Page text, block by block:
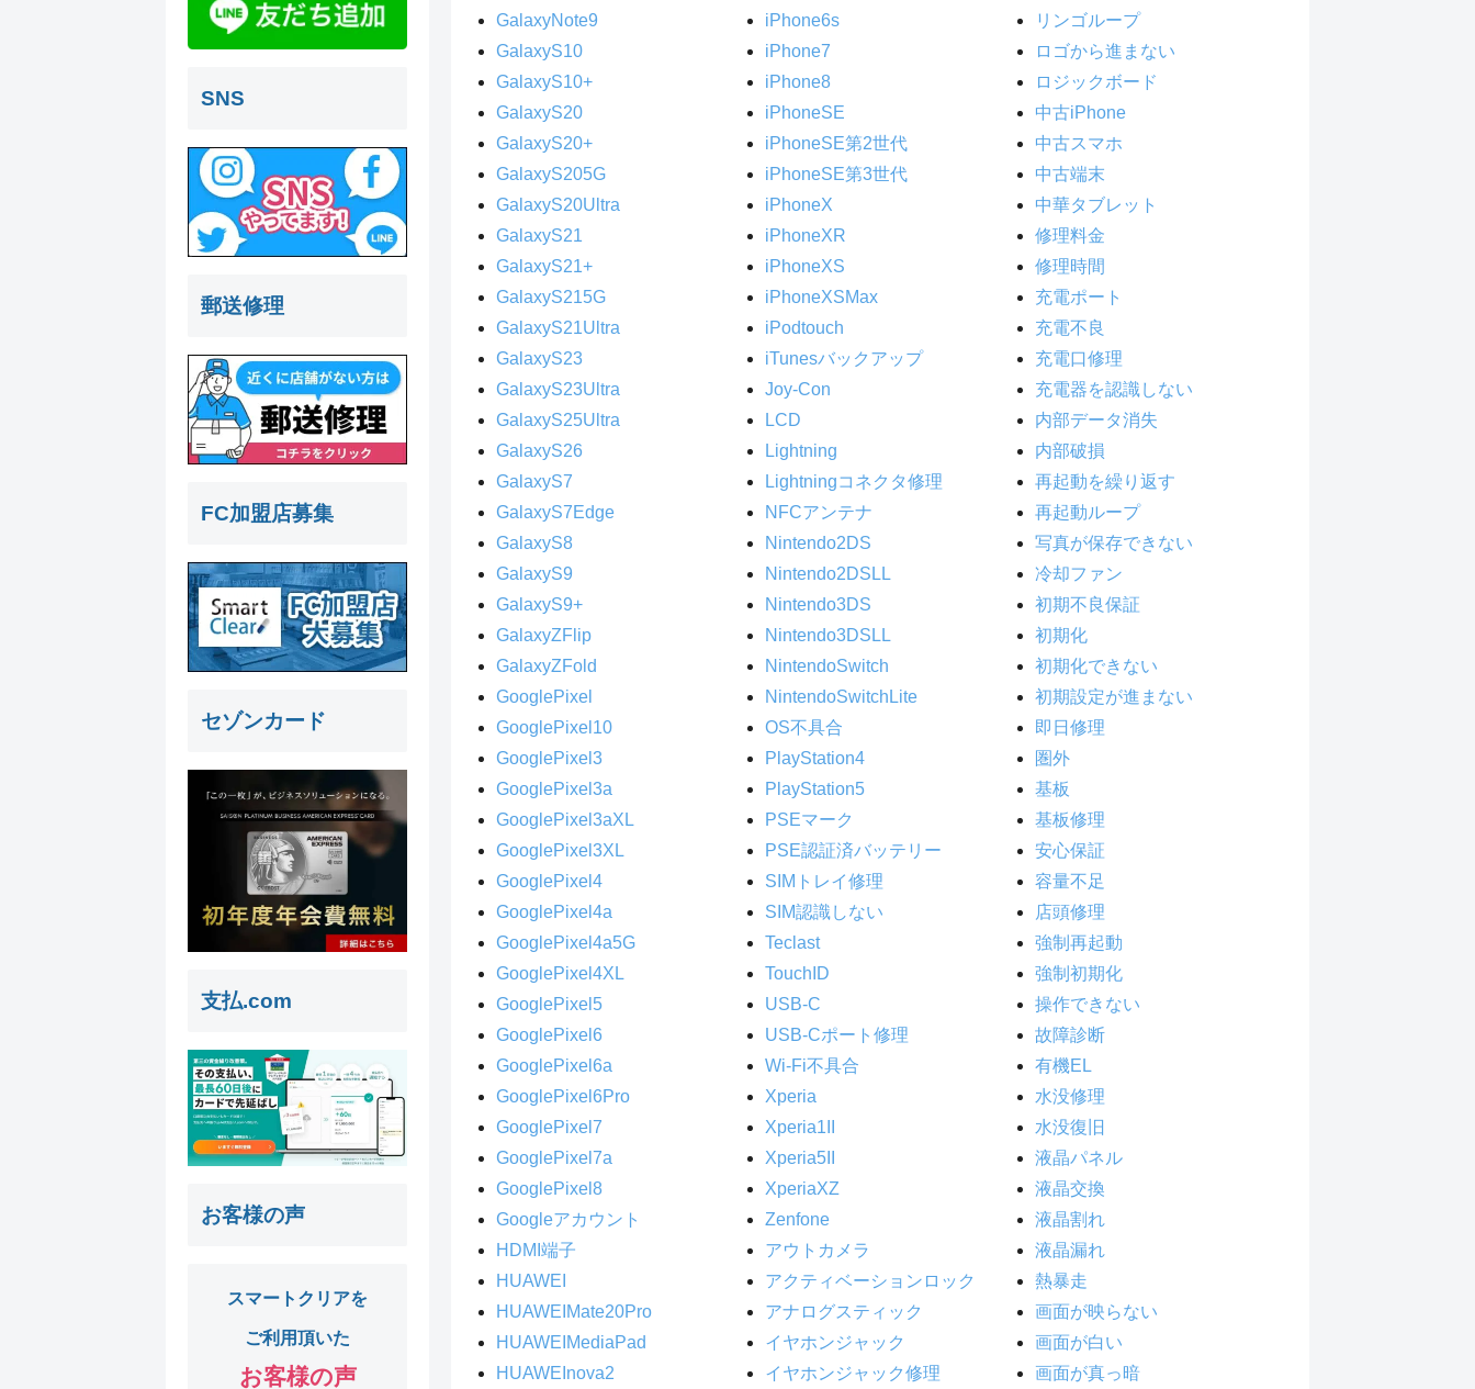
GalaxyNote9
GalaxyS10
GalaxyS10+
GalaxyS20
GalaxyS20+
GalaxyS205G
GalaxyS20Ultra
GalaxyS21
GalaxyS21+
GalaxyS215G
GalaxyS21Ultra
GalaxyS23
GalaxyS23Ultra
GalaxyS25Ultra
GalaxyS26
GalaxyS7
GalaxyS7Edge
GalaxyS8
GalaxyS9
GalaxyS9+
GalaxyZFlip
GalaxyZFold
GooglePixel
GooglePixel10
GooglePixel3
GooglePixel3a
GooglePixel3aXL
GooglePixel3XL
GooglePixel4
GooglePixel4a
GooglePixel4a5G
GooglePixel4XL
GooglePixel5
GooglePixel6
GooglePixel6a
GooglePixel6Pro
GooglePixel7
GooglePixel7a
GooglePixel8
Googleアカウント
HDMI端子
HUAWEI
HUAWEIMate20Pro
HUAWEIMediaPad
HUAWEInova2
iPhone6s
iPhone7
iPhone8
iPhoneSE
iPhoneSE第2世代
iPhoneSE第3世代
iPhoneX
iPhoneXR
iPhoneXS
iPhoneXSMax
iPodtouch
iTunesバックアップ
Joy-Con
LCD
Lightning
Lightningコネクタ修理
NFCアンテナ
Nintendo2DS
Nintendo2DSLL
Nintendo3DS
Nintendo3DSLL
NintendoSwitch
NintendoSwitchLite
OS不具合
PlayStation4
PlayStation5
PSEマーク
PSE認証済バッテリー
SIMトレイ修理
SIM認識しない
Teclast
TouchID
USB-C
USB-Cポート修理
Wi-Fi不具合
Xperia
Xperia1II
Xperia5II
XperiaXZ
Zenfone
アウトカメラ
アクティベーションロック
アナログスティック
イヤホンジャック
イヤホンジャック修理
リンゴループ
ロゴから進まない
ロジックボード
中古iPhone
中古スマホ
中古端末
中華タブレット
修理料金
修理時間
充電ポート
充電不良
充電口修理
充電器を認識しない
内部データ消失
内部破損
再起動を繰り返す
再起動ループ
写真が保存できない
冷却ファン
初期不良保証
初期化
初期化できない
初期設定が進まない
即日修理
圏外
基板
基板修理
安心保証
容量不足
店頭修理
強制再起動
強制初期化
操作できない
故障診断
有機EL
水没修理
水没復旧
液晶パネル
液晶交換
液晶割れ
液晶漏れ
熱暴走
画面が映らない
画面が白い
画面が真っ暗
SNS
郵送修理
FC加盟店募集
セゾンカード
支払.com
お客様の声
スマートクリアを
ご利用頂いた
お客様の声